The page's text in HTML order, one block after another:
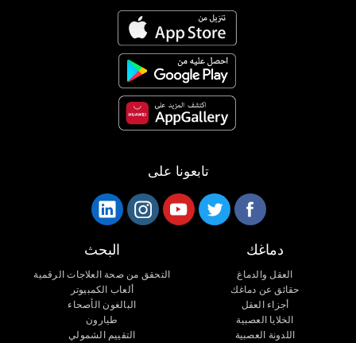
تابعونا على
دماغك
العقل والدماغ
حقائق عن دماغك
أجزاء العقل
الخلايا العصبية
اللدونة العصبية
البحث
التحقق من صحة العلاجات الرقمية
ألعاب الكمبيوتر
البالغون الأصحاء
طيارون
التقييم الشمولي